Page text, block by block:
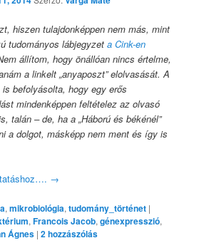
hiszen tulajdonképpen nem más, mint
tudományos lábjegyzeta Cink-en
állítom, hogy önállóan nincs értelme,
a linkelt „anyaposzt” elolvasását. A
is befolyásolta, hogy egy erős
mindenképpen feltételez az olvasó
talán – de, ha a „Háború és békénél”
a dolgot, másképp nem ment és így is
→
,mikrobiológia,tudomány_történet |
,Francois Jacob,génexpresszió,
Ágnes |2hozzászólás